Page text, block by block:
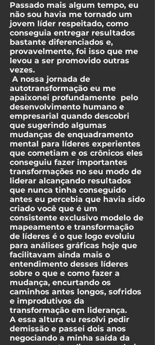
Passado mais algum tempo, eu
não sou havia me tornado um
jovem líder respeitado, como
conseguia entregar resultados
bastante diferenciados e,
provavelmente, foi isso que me
levou a ser promovido outras
vezes.
A nossa jornada de
autotransformação eu me
apaixonei profundamente pelo
desenvolvimento humano e
empresarial quando descobri
que sugerindo algumas
mudanças de enquadramento
mental para líderes experientes
que cometiam e os crônicos eles
conseguiu fazer importantes
transformações no seu modo de
liderar alcançando resultados
que nunca tinha conseguido
antes eu percebia que havia sido
criado você que é um
consistente exclusivo modelo de
mapeamento e transformação
de líderes é o que logo evoluiu
para análises gráficas hoje que
facilitavam ainda mais o
entendimento desses líderes
sobre o que e como fazer a
mudança, encurtando os
caminhos antes longos, sofridos
e improdutivos da
transformação em liderança.
A essa altura eu resolvi pedir
demissão e passei dois anos
negociando a minha saída da